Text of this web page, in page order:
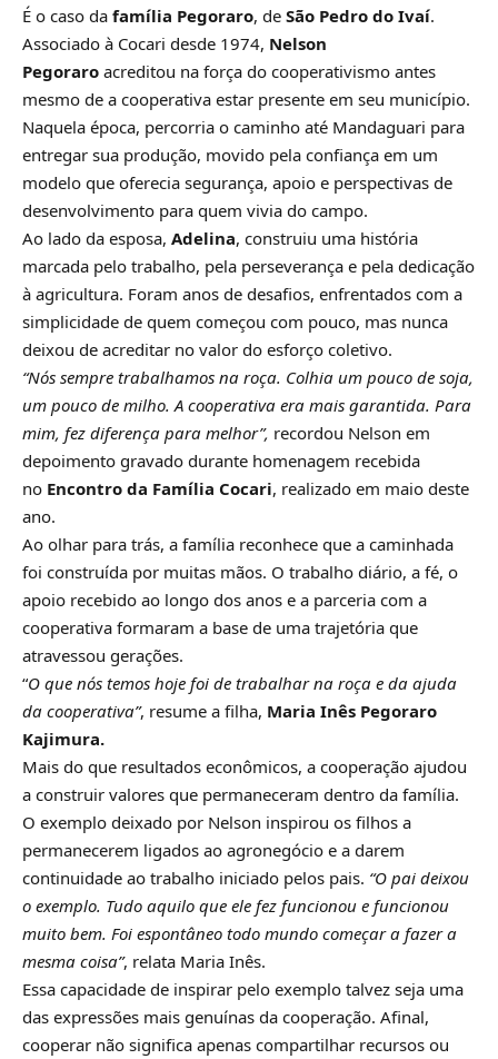
É o caso da família Pegoraro, de São Pedro do Ivaí.
Associado à Cocari desde 1974, Nelson
Pegoraro acreditou na força do cooperativismo antes
mesmo de a cooperativa estar presente em seu município.
Naquela época, percorria o caminho até Mandaguari para
entregar sua produção, movido pela confiança em um
modelo que oferecia segurança, apoio e perspectivas de
desenvolvimento para quem vivia do campo.
Ao lado da esposa, Adelina, construiu uma história
marcada pelo trabalho, pela perseverança e pela dedicação
à agricultura. Foram anos de desafios, enfrentados com a
simplicidade de quem começou com pouco, mas nunca
deixou de acreditar no valor do esforço coletivo.
“Nós sempre trabalhamos na roça. Colhia um pouco de soja,
um pouco de milho. A cooperativa era mais garantida. Para
mim, fez diferença para melhor”, recordou Nelson em
depoimento gravado durante homenagem recebida
no Encontro da Família Cocari, realizado em maio deste
ano.
Ao olhar para trás, a família reconhece que a caminhada
foi construída por muitas mãos. O trabalho diário, a fé, o
apoio recebido ao longo dos anos e a parceria com a
cooperativa formaram a base de uma trajetória que
atravessou gerações.
“O que nós temos hoje foi de trabalhar na roça e da ajuda
da cooperativa”, resume a filha, Maria Inês Pegoraro
Kajimura.
Mais do que resultados econômicos, a cooperação ajudou
a construir valores que permaneceram dentro da família.
O exemplo deixado por Nelson inspirou os filhos a
permanecerem ligados ao agronegócio e a darem
continuidade ao trabalho iniciado pelos pais. “O pai deixou
o exemplo. Tudo aquilo que ele fez funcionou e funcionou
muito bem. Foi espontâneo todo mundo começar a fazer a
mesma coisa”, relata Maria Inês.
Essa capacidade de inspirar pelo exemplo talvez seja uma
das expressões mais genuínas da cooperação. Afinal,
cooperar não significa apenas compartilhar recursos ou